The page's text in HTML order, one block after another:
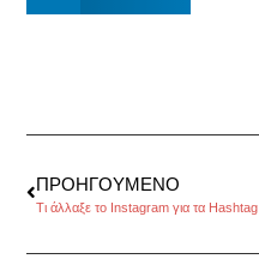
ΠΡΟΗΓΟΎΜΕΝΟ
Τι άλλαξε το Instagram για τα Hashtag